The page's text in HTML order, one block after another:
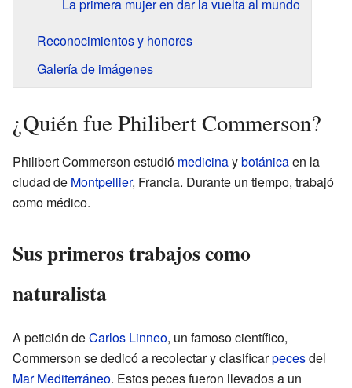
La primera mujer en dar la vuelta al mundo
Reconocimientos y honores
Galería de imágenes
¿Quién fue Philibert Commerson?
Philibert Commerson estudió medicinaybotánicaen la
ciudad de Montpellier, Francia. Durante un tiempo, trabajó
como médico.
Sus primeros trabajos como
naturalista
A petición deCarlos Linneo, un famoso científico,
Commerson se dedicó a recolectar y clasificarpecesdel
Mar Mediterráneo. Estos peces fueron llevados a un